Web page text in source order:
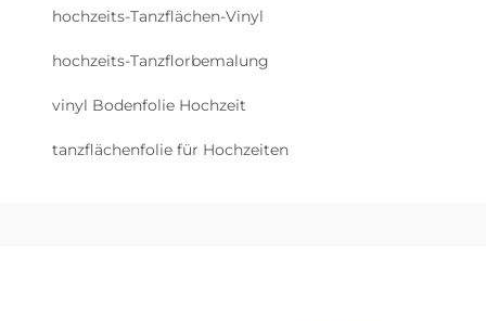
hochzeits-Tanzflächen-Vinyl
hochzeits-Tanzflorbemalung
vinyl Bodenfolie Hochzeit
tanzflächenfolie für Hochzeiten